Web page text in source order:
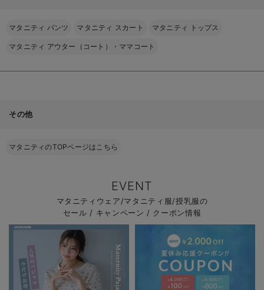
マタニティ パンツ マタニティ スカート マタニティ トップス
マタニティ アウター（コート）・ママコート
その他
マタニティのTOPページはこちら
EVENT
マタニティウェア/マタニティ服/授乳服の
セール / キャンペーン / クーポン情報